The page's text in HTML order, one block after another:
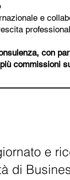
e
con
commissioni
e
di